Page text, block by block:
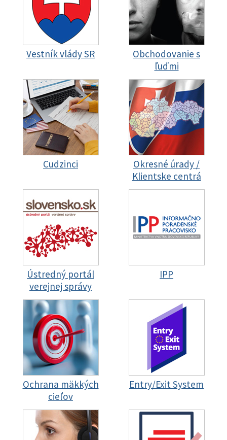
Vestník vlády SR
Obchodovanie s
ľuďmi
Cudzinci
Okresné úrady /
Klientske centrá
Ústredný portál
verejnej správy
IPP
Ochrana mäkkých
cieľov
Entry/Exit System